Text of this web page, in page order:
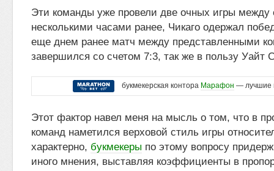
Эти команды уже провели две очных игры между
несколькими часами ранее, Чикаго одержал
еще днем ранее матч между представленными
завершился со счетом 7:3, так же в пользу Уайт
букмекерская контора Марафон — лучшие
Этот фактор навел меня на мысль о том, что в
команд наметился верховой стиль игры
характерно, букмекеры по этому вопросу
иного мнения, выставляя коэффициенты в